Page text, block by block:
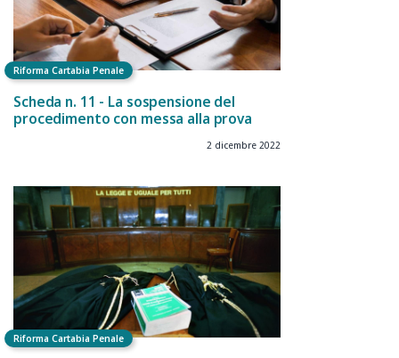
Riforma Cartabia Penale
Scheda n. 11 - La sospensione del
procedimento con messa alla prova
2 dicembre 2022
Riforma Cartabia Penale